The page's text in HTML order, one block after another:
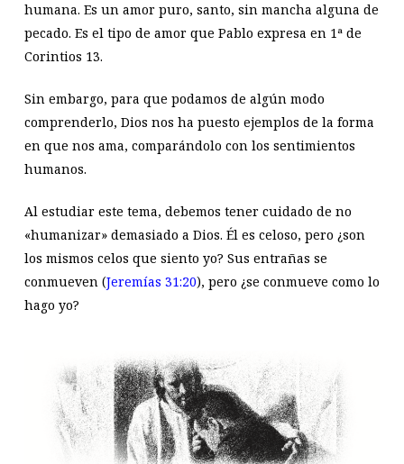
humana. Es un amor puro, santo, sin mancha alguna de
pecado. Es el tipo de amor que Pablo expresa en 1ª de
Corintios 13.
Sin embargo, para que podamos de algún modo
comprenderlo, Dios nos ha puesto ejemplos de la forma
en que nos ama, comparándolo con los sentimientos
humanos.
Al estudiar este tema, debemos tener cuidado de no
«humanizar» demasiado a Dios. Él es celoso, pero ¿son
los mismos celos que siento yo? Sus entrañas se
conmueven (Jeremías 31:20), pero ¿se conmueve como lo
hago yo?